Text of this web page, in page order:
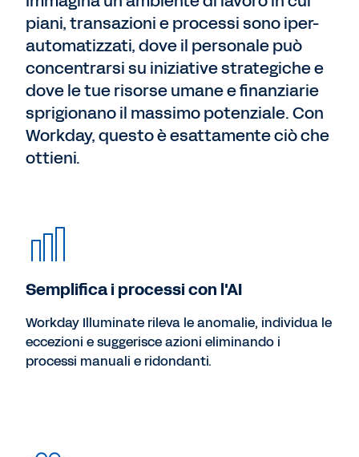
piani, transazioni e processi sono iper-
automatizzati, dove il personale può
concentrarsi su iniziative strategiche e
dove le tue risorse umane e finanziarie
sprigionano il massimo potenziale. Con
Workday, questo è esattamente ciò che
ottieni.
Semplifica i processi con l'AI
Workday Illuminate rileva le anomalie, individua le
eccezioni e suggerisce azioni eliminando i
processi manuali e ridondanti.